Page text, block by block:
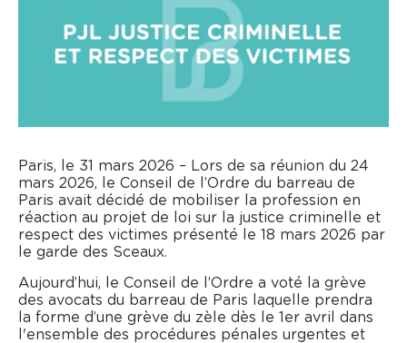
Paris, le 31 mars 2026 – Lors de sa réunion du 24
mars 2026, le Conseil de l’Ordre du barreau de
Paris avait décidé de mobiliser la profession en
réaction au projet de loi sur la justice criminelle et
respect des victimes présenté le 18 mars 2026 par
le garde des Sceaux.
Aujourd’hui, le Conseil de l’Ordre a voté la grève
des avocats du barreau de Paris laquelle prendra
la forme d’une grève du zèle dès le 1er avril dans
l'ensemble des procédures pénales urgentes et